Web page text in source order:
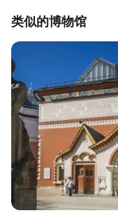
类似的博物馆